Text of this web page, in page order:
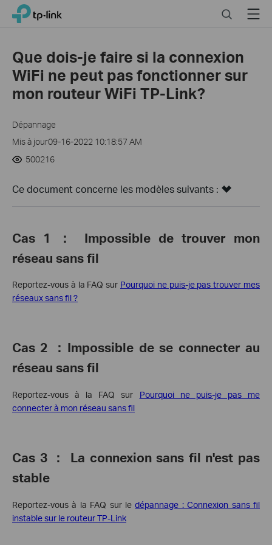
Click
navigation
bar
TP-Link, Reliably Smart SearchMenu
Que dois-je faire si la connexion
WiFi ne peut pas fonctionner sur
mon routeur WiFi TP-Link?
Dépannage
Mis à jour09-16-2022 10:18:57 AM
500216
Ce document concerne les modèles suivants :
Cas 1 ： Impossible de trouver mon
réseau sans fil
Reportez-vous à la FAQ sur Pourquoi ne puis-je pas trouver mes
réseaux sans fil ?
Cas 2 ： Impossible de se connecter au
réseau sans fil
Reportez-vous à la FAQ sur Pourquoi ne puis-je pas me
connecter à mon réseau sans fil
Cas 3 ： La connexion sans fil n'est pas
stable
Reportez-vous à la FAQ sur ledépannage : Connexion sans fil
instable sur le routeur TP-Link